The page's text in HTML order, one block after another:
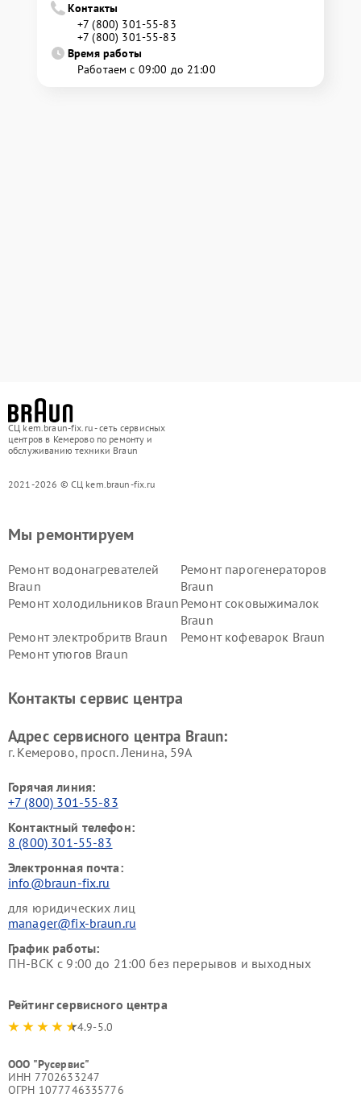
Контакты
+7 (800) 301-55-83
+7 (800) 301-55-83
Время работы
Работаем с 09:00 до 21:00
СЦ kem.braun-fix.ru - сеть сервисных
центров в Кемерово по ремонту и
обслуживанию техники Braun
2021-2026 © СЦ kem.braun-fix.ru
Мы ремонтируем
Ремонт водонагревателей
Braun
Ремонт парогенераторов
Braun
Ремонт холодильников Braun Ремонт соковыжималок
Braun
Ремонт электробритв Braun
Ремонт кофеварок Braun
Ремонт утюгов Braun
Контакты сервис центра
Адрес сервисного центра Braun:
г. Кемерово, просп. Ленина, 59А
Горячая линия:
+7 (800) 301-55-83
Контактный телефон:
8 (800) 301-55-83
Электронная почта:
info@braun-fix.ru
для юридических лиц
manager@fix-braun.ru
График работы:
ПН-ВСК с 9:00 до 21:00 без перерывов и выходных
Рейтинг сервисного центра
4.9-5.0
ООО "Русервис"
ИНН 7702633247
ОГРН 1077746335776